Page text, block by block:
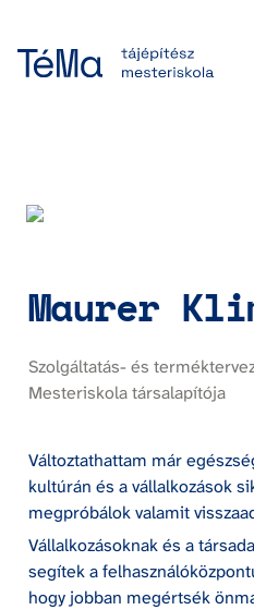
Maurer
Szolgáltatás- és
Mesteriskola társalapítója
Változtathattam már
kultúrán és a vállalkozások
megpróbálok valamit
Vállalkozásoknak és a
segítek a
hogy jobban megértsék